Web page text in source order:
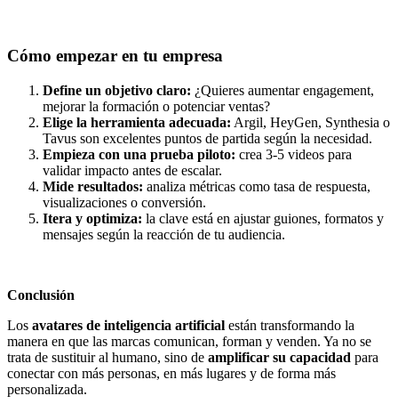
Cómo empezar en tu empresa
Define un objetivo claro: ¿Quieres aumentar engagement,
mejorar la formación o potenciar ventas?
Elige la herramienta adecuada: Argil, HeyGen, Synthesia o
Tavus son excelentes puntos de partida según la necesidad.
Empieza con una prueba piloto: crea 3-5 videos para
validar impacto antes de escalar.
Mide resultados: analiza métricas como tasa de respuesta,
visualizaciones o conversión.
Itera y optimiza: la clave está en ajustar guiones, formatos y
mensajes según la reacción de tu audiencia.
Conclusión
Los avatares de inteligencia artificial están transformando la
manera en que las marcas comunican, forman y venden. Ya no se
trata de sustituir al humano, sino de amplificar su capacidad para
conectar con más personas, en más lugares y de forma más
personalizada.